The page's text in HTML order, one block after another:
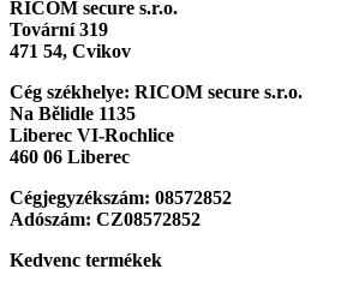
RICOM secure s.r.o.
Tovární 319
471 54, Cvikov
Cég székhelye: RICOM secure s.r.o.
Na Bělidle 1135
Liberec VI-Rochlice
460 06 Liberec
Cégjegyzékszám: 08572852
Adószám: CZ08572852
Kedvenc termékek